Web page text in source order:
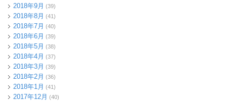
2018年9月 (39)
2018年8月 (41)
2018年7月 (40)
2018年6月 (39)
2018年5月 (38)
2018年4月 (37)
2018年3月 (39)
2018年2月 (36)
2018年1月 (41)
2017年12月 (40)